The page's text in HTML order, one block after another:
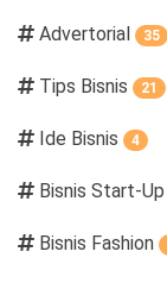
Advertorial 35
Tips Bisnis 21
Ide Bisnis 4
Bisnis Start-Up
Bisnis Fashion